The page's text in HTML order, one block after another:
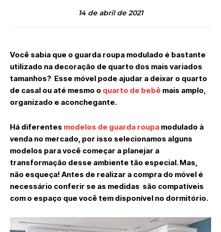
14 de abril de 2021
Você sabia que o guarda roupa modulado é bastante
utilizado na decoração de quarto dos mais variados
tamanhos? Esse móvel pode ajudar a deixar o quarto
de casal ou até mesmo o quarto de bebê mais amplo,
organizado e aconchegante.
Há diferentes modelos de guarda roupa modulado à
venda no mercado, por isso selecionamos alguns
modelos para você começar a planejar a
transformação desse ambiente tão especial. Mas,
não esqueça! Antes de realizar a compra do móvel é
necessário conferir se as medidas são compatíveis
com o espaço que você tem disponível no dormitório.